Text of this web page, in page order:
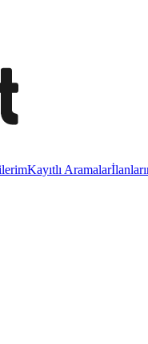
Kayıtlı Aramalar